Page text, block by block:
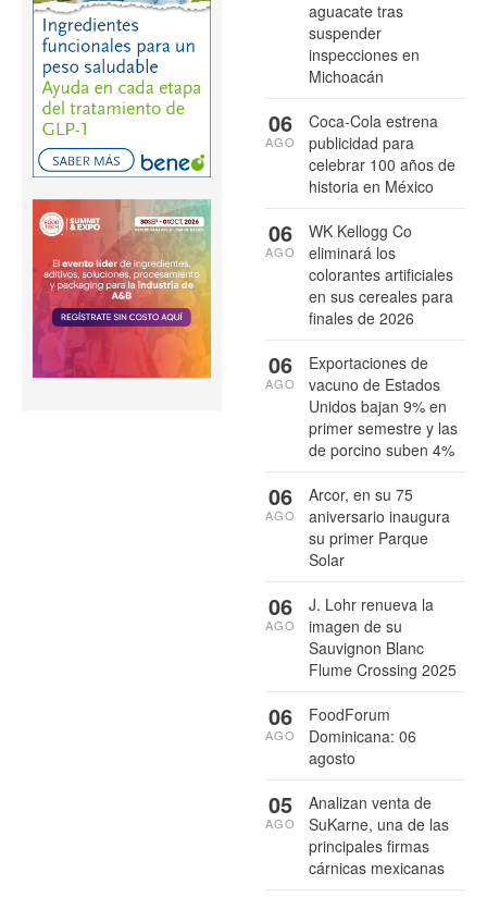
aguacate tras
suspender
inspecciones en
Michoacán
Coca-Cola estrena
publicidad para
celebrar 100 años de
historia en México
06
AGO
WK Kellogg Co
eliminará los
colorantes artificiales
en sus cereales para
finales de 2026
06
AGO
Exportaciones de
vacuno de Estados
Unidos bajan 9% en
primer semestre y las
de porcino suben 4%
06
AGO
Arcor, en su 75
aniversario inaugura
su primer Parque
Solar
06
AGO
J. Lohr renueva la
imagen de su
Sauvignon Blanc
Flume Crossing 2025
06
AGO
FoodForum
Dominicana: 06
agosto
06
AGO
Analizan venta de
SuKarne, una de las
principales firmas
cárnicas mexicanas
05
AGO